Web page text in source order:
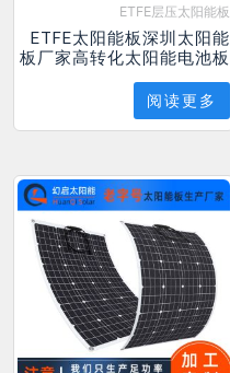
ETFE层压太阳能板
ETFE太阳能板深圳太阳能
板厂家高转化太阳能电池板
阅读更多